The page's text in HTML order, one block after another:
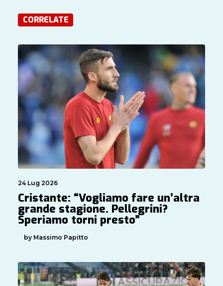
CORRELATE
24 Lug 2026
Cristante: “Vogliamo fare un’altra
grande stagione. Pellegrini?
Speriamo torni presto”
by Massimo Papitto